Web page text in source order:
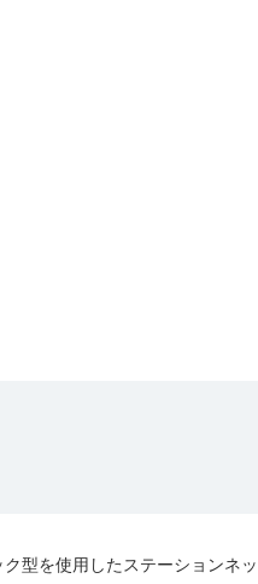
型を使用したステーションネ